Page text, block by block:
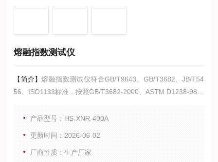
熔融指数测试仪
【简介】熔融指数测试仪符合GB/T9643、GB/T3682、JB/T54
56、ISO1133标准，按照GB/T3682-2000、ASTM D1238-98标
定热塑性塑料熔体体积流动速率（MFR）的仪器，测定熔体质
由微形打印机输
产品型号：HS-XNR-400A
更新时间：2026-06-02
厂商性质：生产厂家